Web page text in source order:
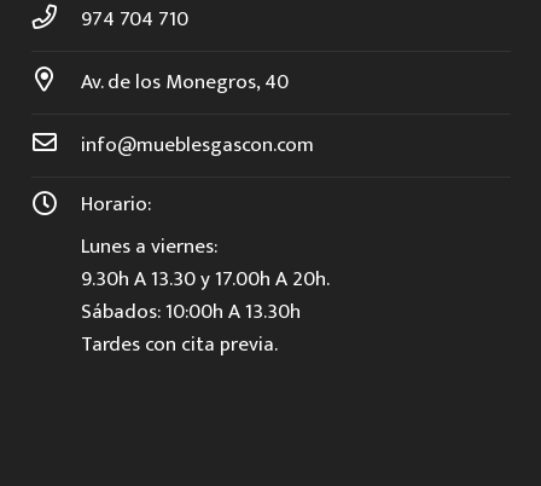
974 704 710
Av. de los Monegros, 40
info@mueblesgascon.com
Horario:
Lunes a viernes:
9.30h A 13.30 y 17.00h A 20h.
Sábados: 10:00h A 13.30h
Tardes con cita previa.